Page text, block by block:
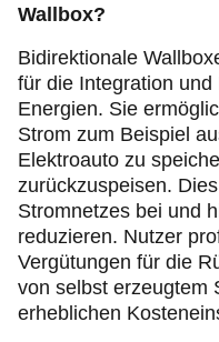
Wallbox?
Bidirektionale
für die Integration
Energien. Sie
Strom zum Beispiel
Elektroauto zu
zurückzuspeisen.
Stromnetzes bei und
reduzieren. Nutzer
Vergütungen für die
von selbst erzeugtem
erheblichen